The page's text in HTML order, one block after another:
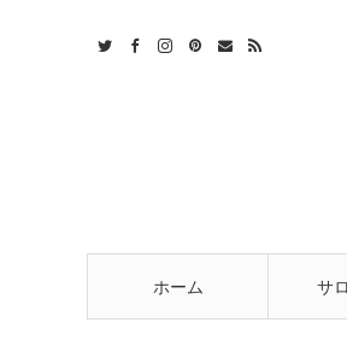
ホーム サ